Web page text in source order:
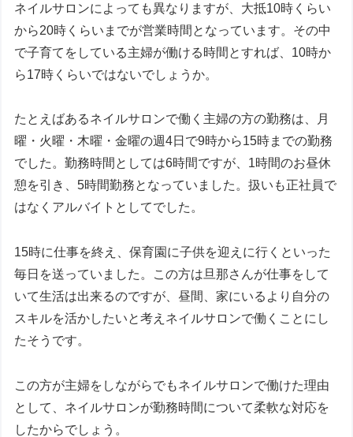
ネイルサロンによっても異なりますが、大抵10時くらい
から20時くらいまでが営業時間となっています。その中
で子育てをしている主婦が働ける時間とすれば、10時か
ら17時くらいではないでしょうか。
たとえばあるネイルサロンで働く主婦の方の勤務は、月
曜・火曜・木曜・金曜の週4日で9時から15時までの勤務
でした。勤務時間としては6時間ですが、1時間のお昼休
憩を引き、5時間勤務となっていました。扱いも正社員で
はなくアルバイトとしてでした。
15時に仕事を終え、保育園に子供を迎えに行くといった
毎日を送っていました。この方は旦那さんが仕事をして
いて生活は出来るのですが、昼間、家にいるより自分の
スキルを活かしたいと考えネイルサロンで働くことにし
たそうです。
この方が主婦をしながらでもネイルサロンで働けた理由
として、ネイルサロンが勤務時間について柔軟な対応を
したからでしょう。